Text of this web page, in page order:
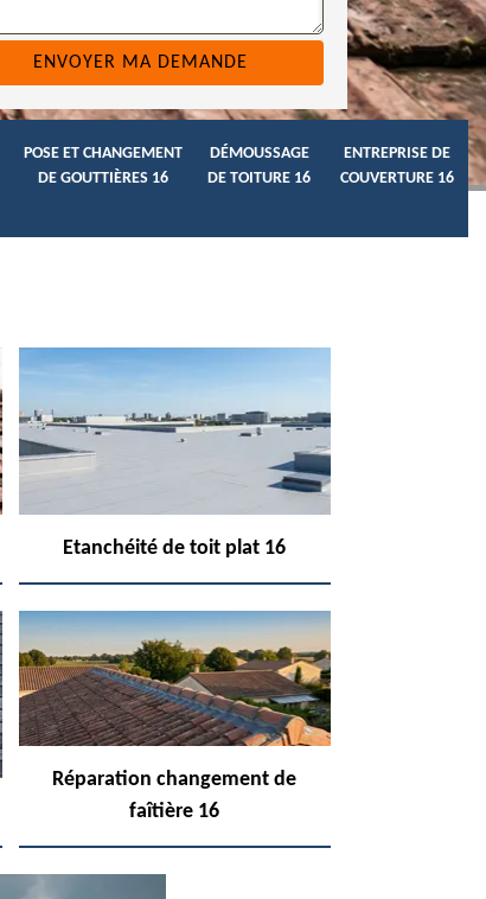
POSE ET CHANGEMENT
DE GOUTTIÈRES 16
DÉMOUSSAGE
DE TOITURE 16
ENTREPRISE DE
COUVERTURE 16
Etanchéité de toit plat 16
Réparation changement de
faîtière 16